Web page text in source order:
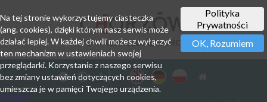
PORTAL PRZEDSIĘBIORCY
Polityka
Prywatności
OK, Rozumiem
Na tej stronie wykorzystujemy ciasteczka
(ang. cookies), dzięki którym nasz serwis może
działać lepiej. W każdej chwili możesz wyłączyć
ten mechanizm w ustawieniach swojej
przeglądarki. Korzystanie z naszego serwisu
bez zmiany ustawień dotyczących cookies,
umieszcza je w pamięci Twojego urządzenia.